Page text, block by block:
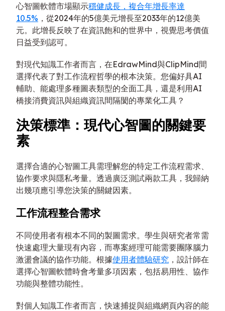
心智圖軟體市場顯示穩健成長，複合年增長率達
10.5% ，從2024年的5億美元增長至2033年的12億美
元。此增長反映了在資訊飽和的世界中，視覺思考價值
日益受到認可。
對現代知識工作者而言，在EdrawMind與ClipMind間
選擇代表了對工作流程哲學的根本決策。您偏好具AI
輔助、能處理多種圖表類型的全面工具，還是利用AI
橋接消費資訊與組織資訊間隔閡的專業化工具？
決策標準：現代心智圖的關鍵要
素
選擇合適的心智圖工具需理解您的特定工作流程需求、
協作要求與隱私考量。透過廣泛測試兩款工具，我歸納
出幾項應引導您決策的關鍵因素。
工作流程整合需求
不同使用者有根本不同的製圖需求。學生與研究者常需
快速處理大量現有內容，而專案經理可能需要團隊腦力
激盪會議的協作功能。根據使用者體驗研究 ，設計師在
選擇心智圖軟體時會考量多項因素，包括易用性、協作
功能與整體功能性。
對個人知識工作者而言，快速捕捉與組織網頁內容的能